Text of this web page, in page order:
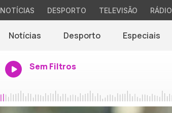
NOTÍCIAS DESPORTO TELEVISÃO RÁDIO
Notícias Desporto Especiais
Sem Filtros